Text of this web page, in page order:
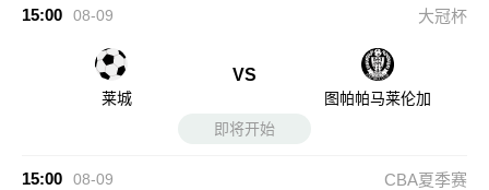
15:00 08-09 大冠杯
莱城
VS
图帕帕马莱伦加
即将开始
15:00 08-09 CBA夏季赛